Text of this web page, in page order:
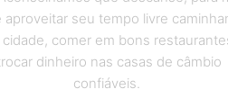
aproveitar seu tempo livre
cidade, comer em bons
dinheiro nas casas de câmbio
confiáveis.